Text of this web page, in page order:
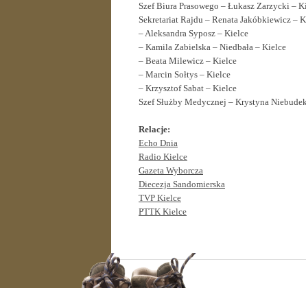
Szef Biura Prasowego – Łukasz Zarzycki –
Sekretariat Rajdu – Renata Jakóbkiewicz –
– Aleksandra Syposz – Kielce
– Kamila Zabielska – Niedbała – Kielce
– Beata Milewicz – Kielce
– Marcin Sołtys – Kielce
– Krzysztof Sabat – Kielce
Szef Służby Medycznej – Krystyna
Relacje:
Echo Dnia
Radio Kielce
Gazeta Wyborcza
Diecezja Sandomierska
TVP Kielce
PTTK Kielce